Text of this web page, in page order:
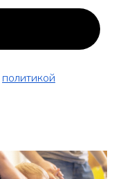
политикой